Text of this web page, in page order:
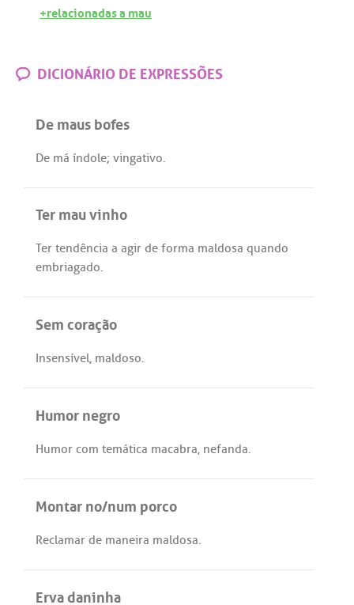
+relacionadas a mau
DICIONÁRIO DE EXPRESSÕES
De maus bofes
De má índole; vingativo.
Ter mau vinho
Ter tendência a agir de forma maldosa quando
embriagado.
Sem coração
Insensível, maldoso.
Humor negro
Humor com temática macabra, nefanda.
Montar no/num porco
Reclamar de maneira maldosa.
Erva daninha